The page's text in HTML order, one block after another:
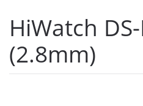
HiWatch
(2.8mm)